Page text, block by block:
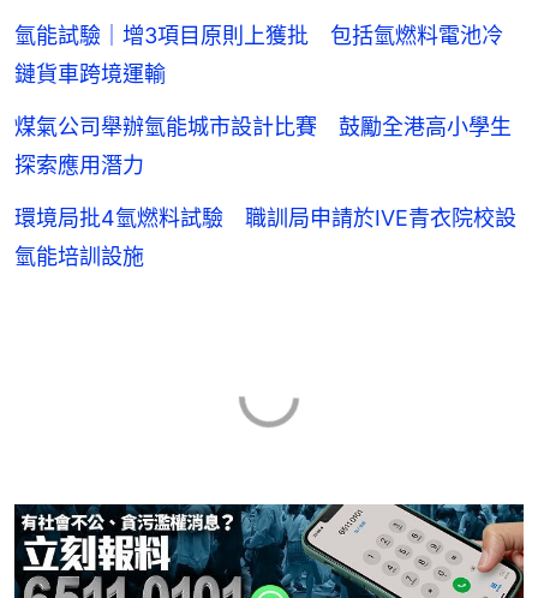
氫能試驗｜增3項目原則上獲批 包括氫燃料電池冷
鏈貨車跨境運輸
煤氣公司舉辦氫能城市設計比賽 鼓勵全港高小學生
探索應用潛力
環境局批4氫燃料試驗 職訓局申請於IVE青衣院校設
氫能培訓設施